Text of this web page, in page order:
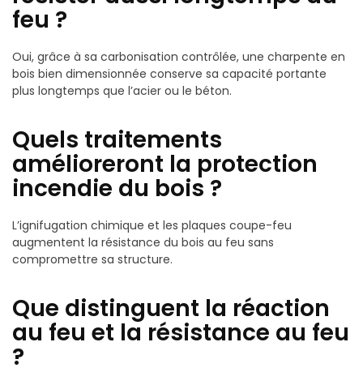
feu ?
Oui, grâce à sa carbonisation contrôlée, une charpente en
bois bien dimensionnée conserve sa capacité portante
plus longtemps que l’acier ou le béton.
Quels traitements
amélioreront la protection
incendie du bois ?
L’ignifugation chimique et les plaques coupe-feu
augmentent la résistance du bois au feu sans
compromettre sa structure.
Que distinguent la réaction
au feu et la résistance au feu
?